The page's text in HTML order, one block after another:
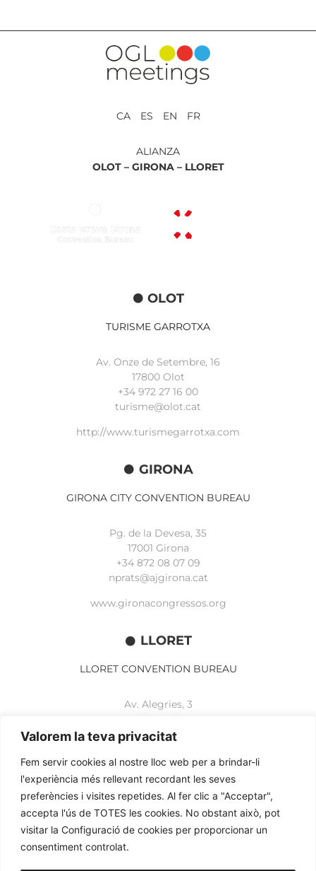
Valorem la teva privacitat
Fem servir cookies al nostre lloc web per a brindar-li
l'experiència més rellevant recordant les seves
preferències i visites repetides. Al fer clic a "Acceptar",
accepta l'ús de TOTES les cookies. No obstant això, pot
visitar la Configuració de cookies per proporcionar un
consentiment controlat.
CA ES EN FR
ALIANZA
OLOT – GIRONA – LLORET
OLOT
TURISME GARROTXA
Av. Onze de Setembre, 16
17800 Olot
+34 972 27 16 00
turisme@olot.cat
http://www.turismegarrotxa.com
GIRONA
GIRONA CITY CONVENTION BUREAU
Pg. de la Devesa, 35
17001 Girona
+34 872 08 07 09
nprats@ajgirona.cat
www.gironacongressos.org
LLORET
LLORET CONVENTION BUREAU
Av. Alegries, 3
17310 Lloret de Mar
+34 972 365 788
www.lloretcb.org
Aviso legal
Política de privacidad
Política de cookies